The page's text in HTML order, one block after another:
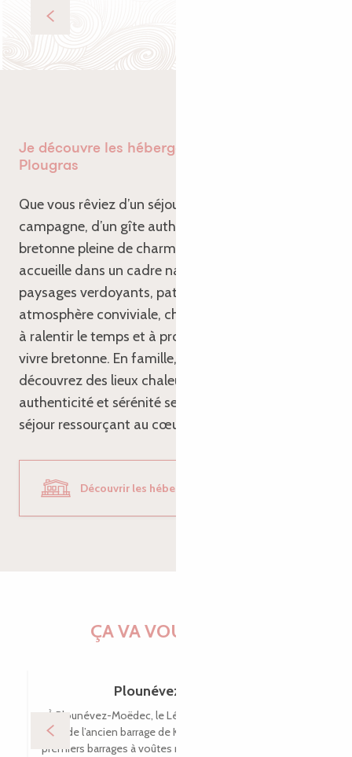
Je découvre les hébergements à Loguivy-
Plougras
Que vous rêviez d’un séjour au calme en pleine
campagne, d’un gîte authentique ou d’une maison
bretonne pleine de charme, Loguivy-Plougras vous
accueille dans un cadre naturel et apaisant. Entre
paysages verdoyants, patrimoine typique et
atmosphère conviviale, chaque hébergement invite
à ralentir le temps et à profiter de la douceur de
vivre bretonne. En famille, en couple ou entre amis,
découvrez des lieux chaleureux où confort,
authenticité et sérénité se rencontrent pour un
séjour ressourçant au cœur de la Bretagne.
Découvrir les hébergements
ÇA VA VOUS PLAIRE
Plounévez-Moëdec
À Plounévez-Moëdec, le Léguer reprend ses droits. Le
site de l’ancien barrage de Kernansquillec, l’un des tout
premiers barrages à voûtes multiples de France, a connu